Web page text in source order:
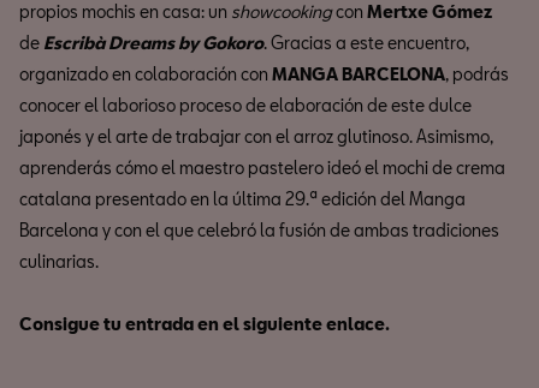
propios mochis en casa: un showcookingcon Mertxe Gómez
de Escribà Dreams by Gokoro. Gracias a este encuentro,
organizado en colaboración con MANGA BARCELONA, podrás
conocer el laborioso proceso de elaboración de este dulce
japonés y el arte de trabajar con el arroz glutinoso. Asimismo,
aprenderás cómo el maestro pastelero ideó el mochi de crema
catalana presentado en la última 29.ª edición del Manga
Barcelona y con el que celebró la fusión de ambas tradiciones
culinarias.
Consigue tu entrada en el siguiente enlace.